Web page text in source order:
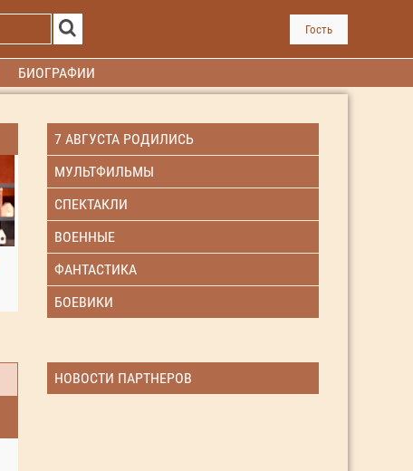
Гость
БИОГРАФИИ
7 АВГУСТА РОДИЛИСЬ
МУЛЬТФИЛЬМЫ
СПЕКТАКЛИ
ВОЕННЫЕ
ФАНТАСТИКА
БОЕВИКИ
НОВОСТИ ПАРТНЕРОВ